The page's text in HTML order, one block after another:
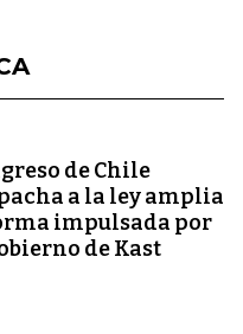
de Chile
a la ley amplia
impulsada por
de Kast